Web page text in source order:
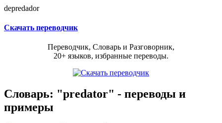
depredador
Скачать переводчик
Переводчик, Словарь и Разговорник,
20+ языков, избранные переводы.
Словарь: "predator" - переводы и
примеры